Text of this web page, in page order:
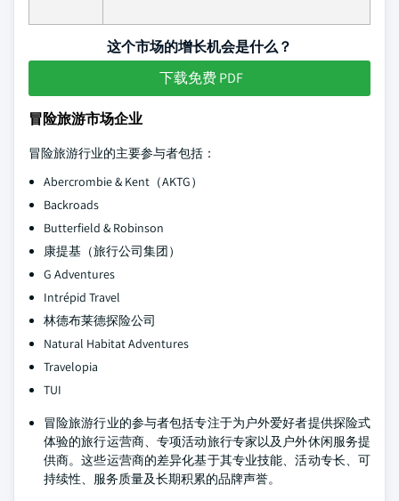
这个市场的增长机会是什么？
下载免费 PDF
冒险旅游市场企业
冒险旅游行业的主要参与者包括：
Abercrombie & Kent（AKTG）
Backroads
Butterfield & Robinson
康提基（旅行公司集团）
G Adventures
Intrépid Travel
林德布莱德探险公司
Natural Habitat Adventures
Travelopia
TUI
冒险旅游行业的参与者包括专注于为户外爱好者提供探险式
体验的旅行运营商、专项活动旅行专家以及户外休闲服务提
供商。这些运营商的差异化基于其专业技能、活动专长、可
持续性、服务质量及长期积累的品牌声誉。